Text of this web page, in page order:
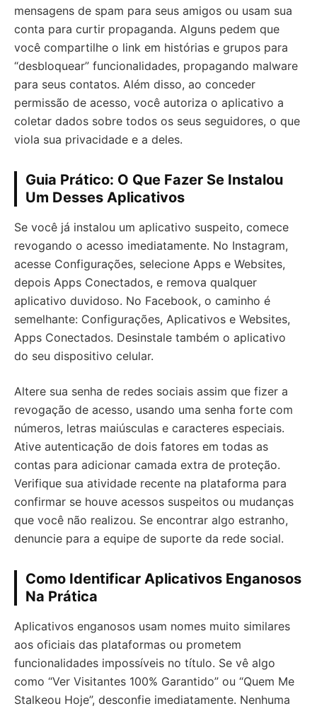
mensagens de spam para seus amigos ou usam sua
conta para curtir propaganda. Alguns pedem que
você compartilhe o link em histórias e grupos para
“desbloquear” funcionalidades, propagando malware
para seus contatos. Além disso, ao conceder
permissão de acesso, você autoriza o aplicativo a
coletar dados sobre todos os seus seguidores, o que
viola sua privacidade e a deles.
Guia Prático: O Que Fazer Se Instalou
Um Desses Aplicativos
Se você já instalou um aplicativo suspeito, comece
revogando o acesso imediatamente. No Instagram,
acesse Configurações, selecione Apps e Websites,
depois Apps Conectados, e remova qualquer
aplicativo duvidoso. No Facebook, o caminho é
semelhante: Configurações, Aplicativos e Websites,
Apps Conectados. Desinstale também o aplicativo
do seu dispositivo celular.
Altere sua senha de redes sociais assim que fizer a
revogação de acesso, usando uma senha forte com
números, letras maiúsculas e caracteres especiais.
Ative autenticação de dois fatores em todas as
contas para adicionar camada extra de proteção.
Verifique sua atividade recente na plataforma para
confirmar se houve acessos suspeitos ou mudanças
que você não realizou. Se encontrar algo estranho,
denuncie para a equipe de suporte da rede social.
Como Identificar Aplicativos Enganosos
Na Prática
Aplicativos enganosos usam nomes muito similares
aos oficiais das plataformas ou prometem
funcionalidades impossíveis no título. Se vê algo
como “Ver Visitantes 100% Garantido” ou “Quem Me
Stalkeou Hoje”, desconfie imediatamente. Nenhuma